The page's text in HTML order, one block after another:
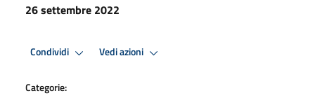
26 settembre 2022
Condividi Vedi azioni
Categorie: